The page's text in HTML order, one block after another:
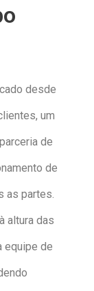
desde
um
de
de
as partes.
altura das
equipe de